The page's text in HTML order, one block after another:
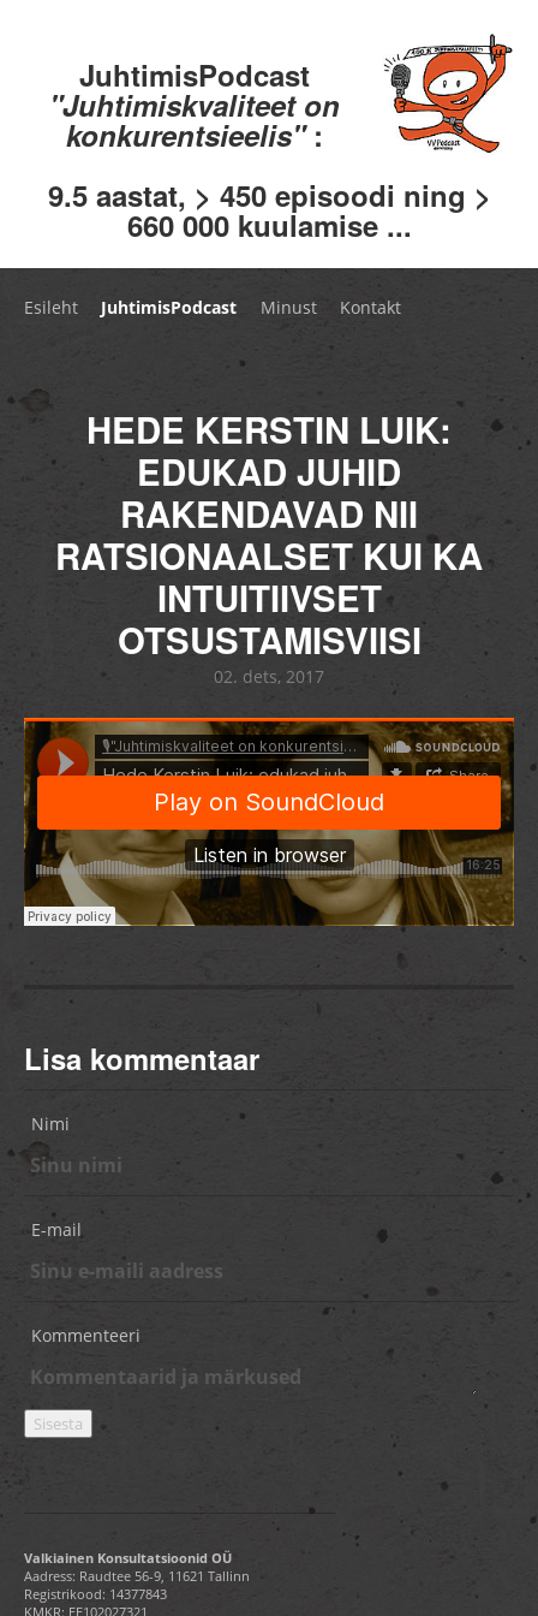
JuhtimisPodcast
"Juhtimiskvaliteet on
konkurentsieelis" :
9.5 aastat, > 450 episoodi ning >
660 000 kuulamise ...
Esileht JuhtimisPodcast Minust Kontakt
HEDE KERSTIN LUIK:
EDUKAD JUHID
RAKENDAVAD NII
RATSIONAALSET KUI KA
INTUITIIVSET
OTSUSTAMISVIISI
02. dets, 2017
Lisa kommentaar
Nimi
E-mail
Kommenteeri
Valkiainen Konsultatsioonid OÜ
Aadress: Raudtee 56-9, 11621 Tallinn
Registrikood: 14377843
KMKR: EE102027321